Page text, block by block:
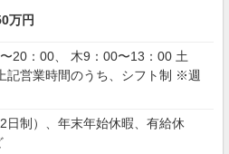
万円
20：00、 木9：00〜13：00 土
日制）、年末年始休暇、有給休